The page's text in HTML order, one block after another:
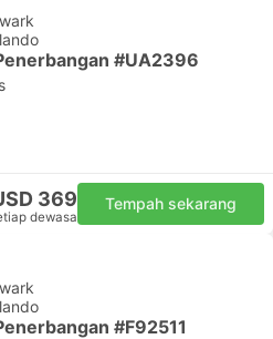
#UA2396
369
dewasa
Tempah sekarang
#F92511